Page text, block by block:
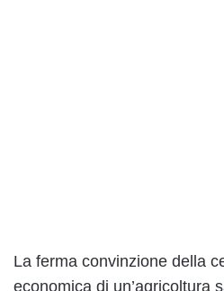
La ferma convinzione della
economica di un’agricoltura